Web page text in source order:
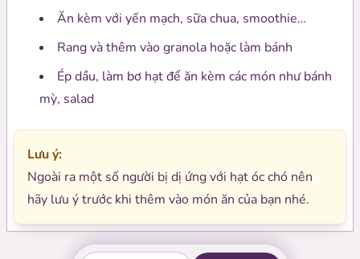
Ăn kèm với yến mạch, sữa chua, smoothie…
Rang và thêm vào granola hoặc làm bánh
Ép dầu, làm bơ hạt để ăn kèm các món như bánh
mỳ, salad
Lưu ý:
Ngoài ra một số người bị dị ứng với hạt óc chó nên
hãy lưu ý trước khi thêm vào món ăn của bạn nhé.